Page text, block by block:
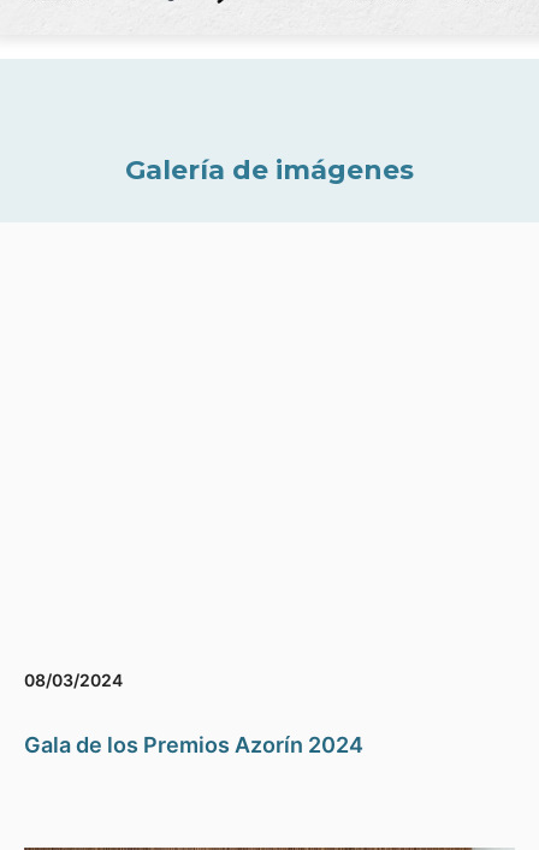
Galería de imágenes
08/03/2024
Gala de los Premios Azorín 2024